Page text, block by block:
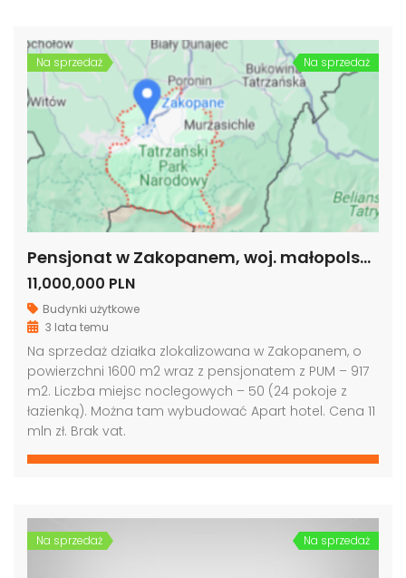
Na sprzedaż Na sprzedaż
Pensjonat w Zakopanem, woj. małopolskie
11,000,000 PLN
Budynki użytkowe
3 lata temu
Na sprzedaż działka zlokalizowana w Zakopanem, o
powierzchni 1600 m2 wraz z pensjonatem z PUM – 917
m2. Liczba miejsc noclegowych – 50 (24 pokoje z
łazienką). Można tam wybudować Apart hotel. Cena 11
mln zł. Brak vat.
Na sprzedaż Na sprzedaż